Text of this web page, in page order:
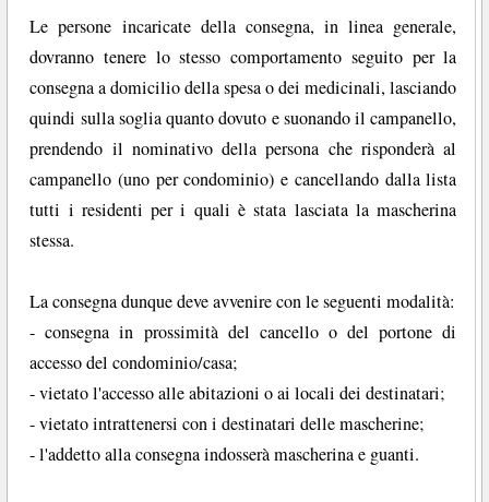
Le persone incaricate della consegna, in linea generale,
dovranno tenere lo stesso comportamento seguito per la
consegna a domicilio della spesa o dei medicinali, lasciando
quindi sulla soglia quanto dovuto e suonando il campanello,
prendendo il nominativo della persona che risponderà al
campanello (uno per condominio) e cancellando dalla lista
tutti i residenti per i quali è stata lasciata la mascherina
stessa.
La consegna dunque deve avvenire con le seguenti modalità:
- consegna in prossimità del cancello o del portone di
accesso del condominio/casa;
- vietato l'accesso alle abitazioni o ai locali dei destinatari;
- vietato intrattenersi con i destinatari delle mascherine;
- l'addetto alla consegna indosserà mascherina e guanti.